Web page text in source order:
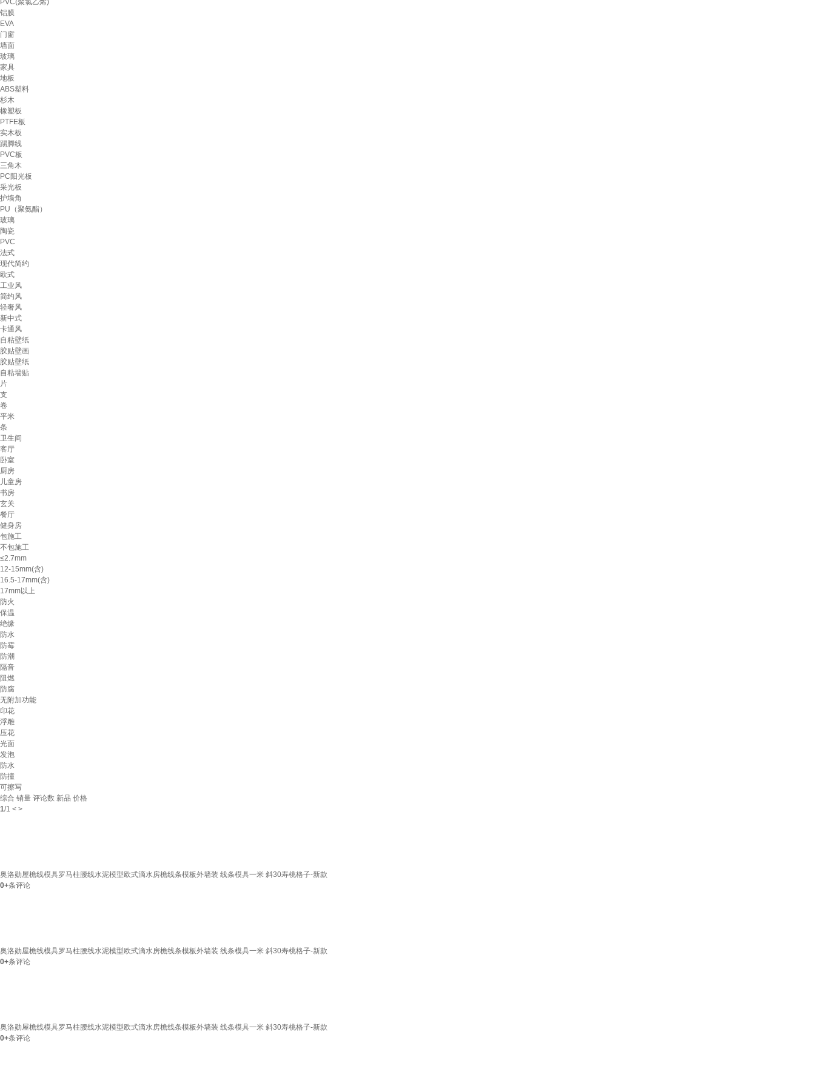
PVC(聚氯乙烯)
铝膜
EVA
门窗
墙面
玻璃
家具
地板
ABS塑料
杉木
橡塑板
PTFE板
实木板
踢脚线
PVC板
三角木
PC阳光板
采光板
护墙角
PU（聚氨酯）
玻璃
陶瓷
PVC
法式
现代简约
欧式
工业风
简约风
轻奢风
新中式
卡通风
自粘壁纸
胶贴壁画
胶贴壁纸
自粘墙贴
片
支
卷
平米
条
卫生间
客厅
卧室
厨房
儿童房
书房
玄关
餐厅
健身房
包施工
不包施工
≤2.7mm
12-15mm(含)
16.5-17mm(含)
17mm以上
防火
保温
绝缘
防水
防霉
防潮
隔音
阻燃
防腐
无附加功能
印花
浮雕
压花
光面
发泡
防水
防撞
可擦写
综合 销量 评论数 新品 价格
1/1 < >
奥洛勋屋檐线模具罗马柱腰线水泥模型欧式滴水房檐线条模板外墙装 线条模具一米 斜30寿桃格子-新款
0+条评论
奥洛勋屋檐线模具罗马柱腰线水泥模型欧式滴水房檐线条模板外墙装 线条模具一米 斜30寿桃格子-新款
0+条评论
奥洛勋屋檐线模具罗马柱腰线水泥模型欧式滴水房檐线条模板外墙装 线条模具一米 斜30寿桃格子-新款
0+条评论